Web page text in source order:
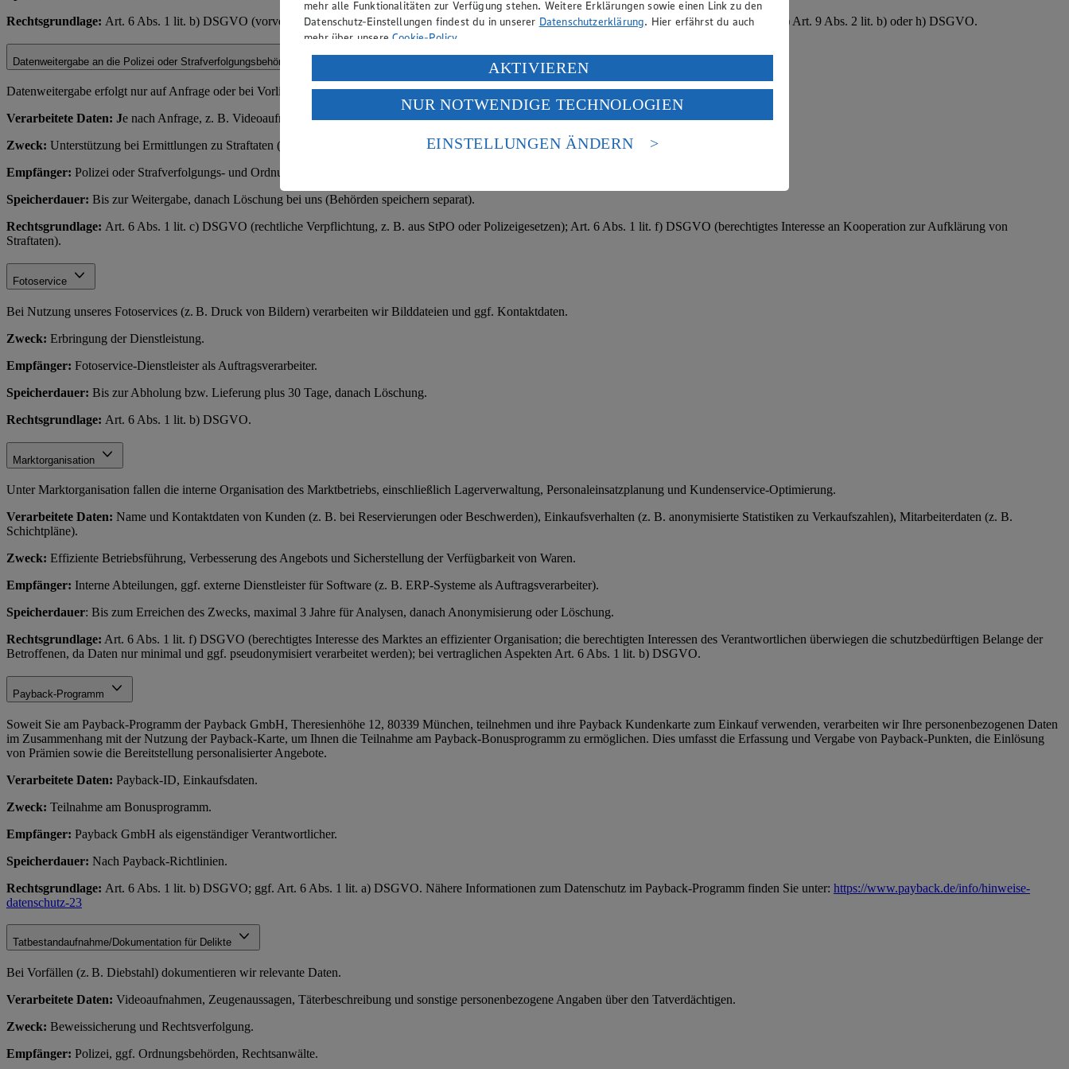
Rechtsgrundlage: Art. 6 Abs. 1 lit. b) DSGVO (vorvertragliche Maßnahmen); § 26 BDSG (Bewerbungsverfahren); bei sensiblen Daten (z. B. Gesundheit) Art. 9 Abs. 2 lit. b) oder h) DSGVO.
Datenweitergabe an die Polizei oder Strafverfolgungsbehörden
Datenweitergabe erfolgt nur auf Anfrage oder bei Vorliegen eines rechtlichen Grunds.
Verarbeitete Daten: Je nach Anfrage, z. B. Videoaufnahmen, Zahlungsdaten oder Kundendaten.
Zweck: Unterstützung bei Ermittlungen zu Straftaten (z. B. Diebstahl).
Empfänger: Polizei oder Strafverfolgungs- und Ordnungsbehörden.
Speicherdauer: Bis zur Weitergabe, danach Löschung bei uns (Behörden speichern separat).
Rechtsgrundlage: Art. 6 Abs. 1 lit. c) DSGVO (rechtliche Verpflichtung, z. B. aus StPO oder Polizeigesetzen); Art. 6 Abs. 1 lit. f) DSGVO (berechtigtes Interesse an Kooperation zur Aufklärung von
Straftaten).
Fotoservice
Bei Nutzung unseres Fotoservices (z. B. Druck von Bildern) verarbeiten wir Bilddateien und ggf. Kontaktdaten.
Zweck: Erbringung der Dienstleistung.
Empfänger: Fotoservice-Dienstleister als Auftragsverarbeiter.
Speicherdauer: Bis zur Abholung bzw. Lieferung plus 30 Tage, danach Löschung.
Rechtsgrundlage: Art. 6 Abs. 1 lit. b) DSGVO.
Marktorganisation
Unter Marktorganisation fallen die interne Organisation des Marktbetriebs, einschließlich Lagerverwaltung, Personaleinsatzplanung und Kundenservice-Optimierung.
Verarbeitete Daten: Name und Kontaktdaten von Kunden (z. B. bei Reservierungen oder Beschwerden), Einkaufsverhalten (z. B. anonymisierte Statistiken zu Verkaufszahlen), Mitarbeiterdaten (z. B.
Schichtpläne).
Zweck: Effiziente Betriebsführung, Verbesserung des Angebots und Sicherstellung der Verfügbarkeit von Waren.
Empfänger: Interne Abteilungen, ggf. externe Dienstleister für Software (z. B. ERP-Systeme als Auftragsverarbeiter).
Speicherdauer: Bis zum Erreichen des Zwecks, maximal 3 Jahre für Analysen, danach Anonymisierung oder Löschung.
Rechtsgrundlage: Art. 6 Abs. 1 lit. f) DSGVO (berechtigtes Interesse des Marktes an effizienter Organisation; die berechtigten Interessen des Verantwortlichen überwiegen die schutzbedürftigen Belange der
Betroffenen, da Daten nur minimal und ggf. pseudonymisiert verarbeitet werden); bei vertraglichen Aspekten Art. 6 Abs. 1 lit. b) DSGVO.
Payback-Programm
Soweit Sie am Payback-Programm der Payback GmbH, Theresienhöhe 12, 80339 München, teilnehmen und ihre Payback Kundenkarte zum Einkauf verwenden, verarbeiten wir Ihre personenbezogenen Daten
im Zusammenhang mit der Nutzung der Payback-Karte, um Ihnen die Teilnahme am Payback-Bonusprogramm zu ermöglichen. Dies umfasst die Erfassung und Vergabe von Payback-Punkten, die Einlösung
von Prämien sowie die Bereitstellung personalisierter Angebote.
Verarbeitete Daten: Payback-ID, Einkaufsdaten.
Zweck: Teilnahme am Bonusprogramm.
Empfänger: Payback GmbH als eigenständiger Verantwortlicher.
Speicherdauer: Nach Payback-Richtlinien.
Rechtsgrundlage: Art. 6 Abs. 1 lit. b) DSGVO; ggf. Art. 6 Abs. 1 lit. a) DSGVO. Nähere Informationen zum Datenschutz im Payback-Programm finden Sie unter: https://www.payback.de/info/hinweise-
datenschutz-23
Tatbestandaufnahme/Dokumentation für Delikte
Bei Vorfällen (z. B. Diebstahl) dokumentieren wir relevante Daten.
Verarbeitete Daten: Videoaufnahmen, Zeugenaussagen, Täterbeschreibung und sonstige personenbezogene Angaben über den Tatverdächtigen.
Zweck: Beweissicherung und Rechtsverfolgung.
Empfänger: Polizei, ggf. Ordnungsbehörden, Rechtsanwälte.
mehr alle Funktionalitäten zur Verfügung stehen. Weitere Erklärungen sowie einen Link zu den
Datenschutz-Einstellungen findest du in unserer Datenschutzerklärung. Hier erfährst du auch
mehr über unsereCookie-Policy.
Verarbeitung deiner personenbezogenen Daten in den USA durch Facebook und YouTube:
Wenn du auf „Aktivieren“ klickst, willigst du im Sinne des Art. 49 Abs. 1 Satz 1 lit. a) DSGVO
ein, dass deine Daten in den USA verarbeitet werden. Der EuGH sieht die USA als Land mit
einem nach europäischen Standards nicht angemessenen Datenschutzniveau an. Es besteht das
Risiko eines Zugriffs durch US-amerikanische Behörden.
AKTIVIEREN
NUR NOTWENDIGE TECHNOLOGIEN
EINSTELLUNGEN ÄNDERN